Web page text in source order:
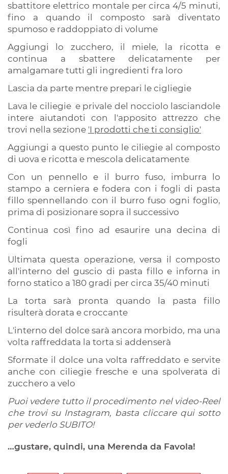
sbattitore elettrico montale per circa 4/5 minuti,
fino a quando il composto sarà diventato
spumoso e raddoppiato di volume
Aggiungi lo zucchero, il miele, la ricotta e
continua a sbattere delicatamente per
amalgamare tutti gli ingredienti fra loro
Lascia da parte mentre prepari le cigliegie
Lava le ciliegie e privale del nocciolo lasciandole
intere aiutandoti con l'apposito attrezzo che
trovi nella sezione 'I prodotti che ti consiglio'
Aggiungi a questo punto le ciliegie al composto
di uova e ricotta e mescola delicatamente
Con un pennello e il burro fuso, imburra lo
stampo a cerniera e fodera con i fogli di pasta
fillo spennellando con il burro fuso ogni foglio,
prima di posizionare sopra il successivo
Continua così fino ad esaurire una decina di
fogli
Ultimata questa operazione, versa il composto
all'interno del guscio di pasta fillo e inforna in
forno statico a 180 gradi per circa 35/40 minuti
La torta sarà pronta quando la pasta fillo
risulterà dorata e croccante
L'interno del dolce sarà ancora morbido, ma una
volta raffreddata la torta si addenserà
Sformate il dolce una volta raffreddato e servite
anche con ciliegie fresche e una spolverata di
zucchero a velo
Puoi vedere tutto il procedimento nel video-Reel
che trovi su Instagram, basta cliccare qui sotto
per vederlo SUBITO!
…gustare, quindi, una Merenda da Favola!